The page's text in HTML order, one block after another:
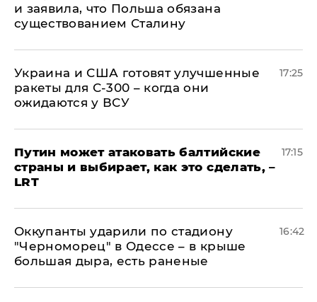
и заявила, что Польша обязана
существованием Сталину
Украина и США готовят улучшенные
ракеты для С-300 – когда они
ожидаются у ВСУ
17:25
Путин может атаковать балтийские
страны и выбирает, как это сделать, –
LRT
17:15
Оккупанты ударили по стадиону
"Черноморец" в Одессе – в крыше
большая дыра, есть раненые
16:42